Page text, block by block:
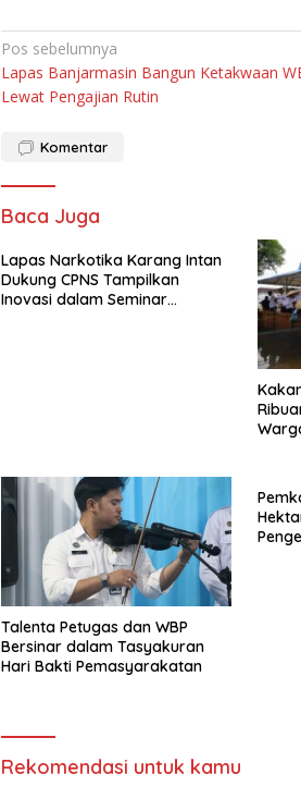
Navigasi
pos
Pos sebelumnya
Lapas Banjarmasin Bangun Ketakwaan
Lewat Pengajian Rutin
Komentar
Baca Juga
Lapas Narkotika Karang Intan
Dukung CPNS Tampilkan
Inovasi dalam Seminar
Talenta Petugas dan WBP
Bersinar dalam Tasyakuran
Hari Bakti Pemasyarakatan
Rekomendasi untuk kamu